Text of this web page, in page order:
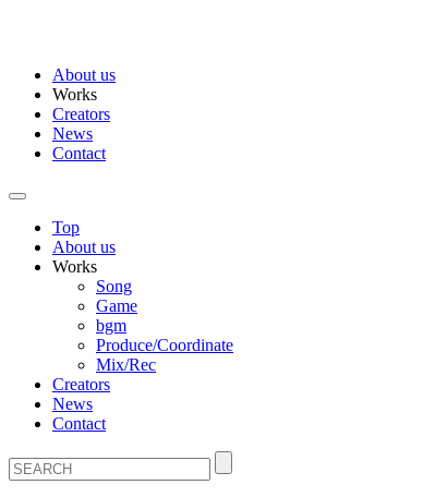
About us
Works
Creators
News
Contact
Top
About us
Works
Song
Game
bgm
Produce/Coordinate
Mix/Rec
Creators
News
Contact